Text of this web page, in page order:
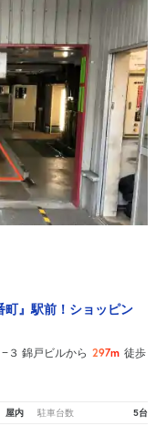
町』駅前！ショッピン
３ 錦戸ビルから 297m 徒歩
屋内 駐車台数 5台